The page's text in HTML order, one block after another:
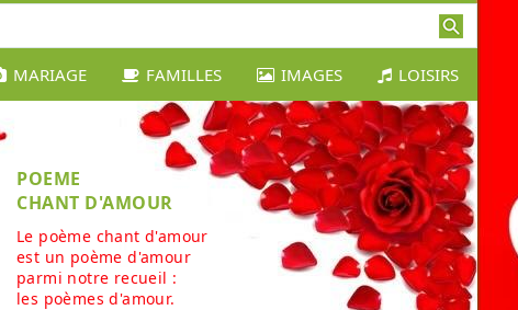
MARIAGE FAMILLES IMAGES LOISIRS
POEME
CHANT D'AMOUR
Le poème chant d'amour
est un poème d'amour
parmi notre recueil :
les poèmes d'amour.